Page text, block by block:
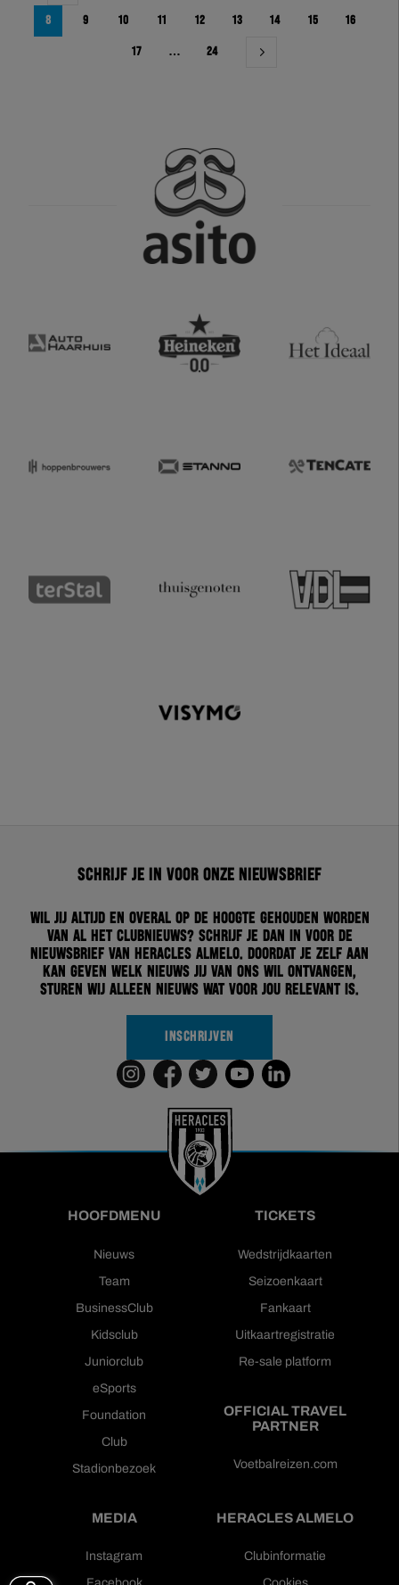
8 9 10 11 12 13 14 15 16
17 … 24
Schrijf je in voor onze nieuwsbrief
Wil jij altijd en overal op de hoogte gehouden worden
van al het clubnieuws? Schrijf je dan in voor de
nieuwsbrief van Heracles Almelo. Doordat je zelf aan
kan geven welk nieuws jij van ons wil ontvangen,
sturen wij alleen nieuws wat voor jou relevant is.
INSCHRIJVEN
HOOFDMENU
Nieuws
Team
BusinessClub
Kidsclub
Juniorclub
eSports
Foundation
Club
Stadionbezoek
TICKETS
Wedstrijdkaarten
Seizoenkaart
Fankaart
Uitkaartregistratie
Re-sale platform
OFFICIAL TRAVEL
PARTNER
Voetbalreizen.com
MEDIA
Instagram
HERACLES ALMELO
Clubinformatie